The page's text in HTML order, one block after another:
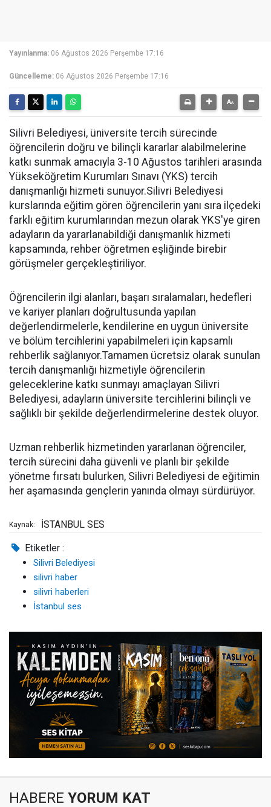
Yayınlanma: 06 Ağustos 2026 Perşembe 17:16
Güncelleme: 06 Ağustos 2026 Perşembe 17:16
Silivri Belediyesi, üniversite tercih sürecinde
öğrencilerin doğru ve bilinçli kararlar alabilmelerine
katkı sunmak amacıyla 3-10 Ağustos tarihleri arasında
Yükseköğretim Kurumları Sınavı (YKS) tercih
danışmanlığı hizmeti sunuyor.Silivri Belediyesi
kurslarında eğitim gören öğrencilerin yanı sıra ilçedeki
farklı eğitim kurumlarından mezun olarak YKS'ye giren
adayların da yararlanabildiği danışmanlık hizmeti
kapsamında, rehber öğretmen eşliğinde birebir
görüşmeler gerçekleştiriliyor.
Öğrencilerin ilgi alanları, başarı sıralamaları, hedefleri
ve kariyer planları doğrultusunda yapılan
değerlendirmelerle, kendilerine en uygun üniversite
ve bölüm tercihlerini yapabilmeleri için kapsamlı
rehberlik sağlanıyor.Tamamen ücretsiz olarak sunulan
tercih danışmanlığı hizmetiyle öğrencilerin
geleceklerine katkı sunmayı amaçlayan Silivri
Belediyesi, adayların üniversite tercihlerini bilinçli ve
sağlıklı bir şekilde değerlendirmelerine destek oluyor.
Uzman rehberlik hizmetinden yararlanan öğrenciler,
tercih sürecini daha güvenli ve planlı bir şekilde
yönetme fırsatı bulurken, Silivri Belediyesi de eğitimin
her aşamasında gençlerin yanında olmayı sürdürüyor.
Kaynak: İSTANBUL SES
Etiketler :
Silivri Belediyesi
silivri haber
silivri haberleri
İstanbul ses
HABERE YORUM KAT